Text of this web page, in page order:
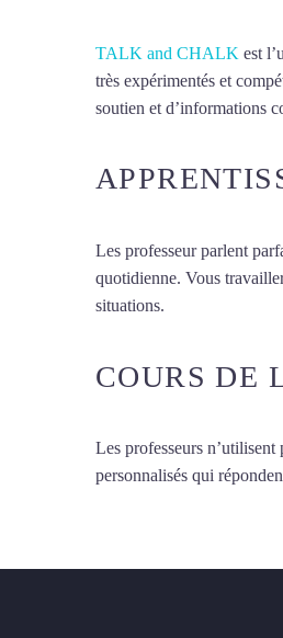
TALK and CHALK est
très expérimentés et
soutien et d’informations
Les professeur parlent
quotidienne. Vous
situations.
COURS DE
Les professeurs
personnalisés qui